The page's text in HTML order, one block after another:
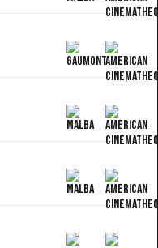
×
×
×
×